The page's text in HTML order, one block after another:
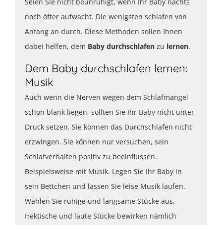
noch öfter aufwacht. Die wenigsten schlafen von
Anfang an durch. Diese Methoden sollen Ihnen
dabei helfen, dem Baby durchschlafen zu lernen.
Dem Baby durchschlafen lernen:
Musik
Auch wenn die Nerven wegen dem Schlafmangel
schon blank liegen, sollten Sie Ihr Baby nicht unter
Druck setzen. Sie können das Durchschlafen nicht
erzwingen. Sie können nur versuchen, sein
Schlafverhalten positiv zu beeinflussen.
Beispielsweise mit Musik. Legen Sie Ihr Baby in
sein Bettchen und lassen Sie leise Musik laufen.
Wählen Sie ruhige und langsame Stücke aus.
Hektische und laute Stücke bewirken nämlich